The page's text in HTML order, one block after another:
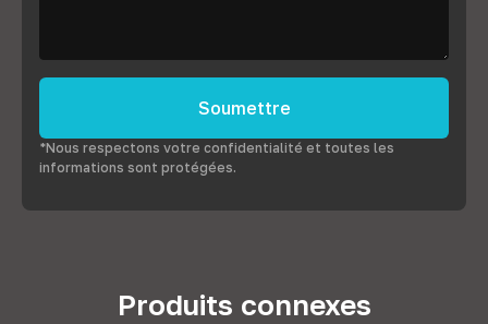
Soumettre
*Nous respectons votre confidentialité et toutes les
informations sont protégées.
Produits connexes